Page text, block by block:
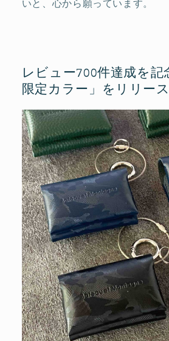
いと、心から願っています。
レビュー700件達成を記
限定カラー」をリリース